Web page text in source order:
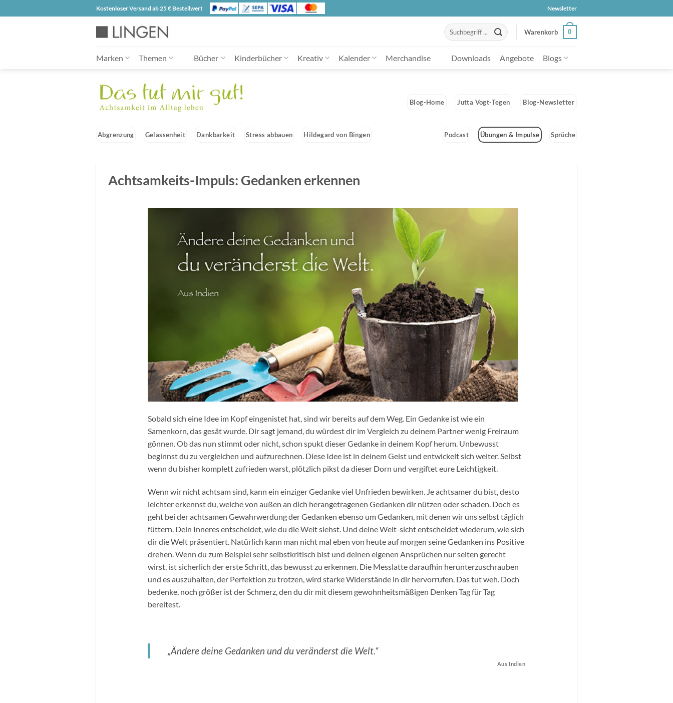
Inhalt
Kostenloser Versand ab 25 € Bestellwert Newsletter
Suche
nach:
Warenkorb 0
Marken Themen Bücher Kinderbücher Kreativ Kalender Merchandise Downloads Angebote Blogs
Blog-Home Jutta Vogt-Tegen Blog-Newsletter
Abgrenzung Gelassenheit Dankbarkeit Stress abbauen Hildegard von Bingen Podcast Übungen & Impulse Sprüche
Achtsamkeits-Impuls: Gedanken erkennen
Sobald sich eine Idee im Kopf eingenistet hat, sind wir bereits auf dem Weg. Ein Gedanke ist wie ein
Samenkorn, das gesät wurde. Dir sagt jemand, du würdest dir im Vergleich zu deinem Partner wenig Freiraum
gönnen. Ob das nun stimmt oder nicht, schon spukt dieser Gedanke in deinem Kopf herum. Unbewusst
beginnst du zu vergleichen und aufzurechnen. Diese Idee ist in deinem Geist und entwickelt sich weiter. Selbst
wenn du bisher komplett zufrieden warst, plötzlich pikst da dieser Dorn und vergiftet eure Leichtigkeit.
Wenn wir nicht achtsam sind, kann ein einziger Gedanke viel Unfrieden bewirken. Je achtsamer du bist, desto
leichter erkennst du, welche von außen an dich herangetragenen Gedanken dir nützen oder schaden. Doch es
geht bei der achtsamen Gewahrwerdung der Gedanken ebenso um Gedanken, mit denen wir uns selbst täglich
füttern. Dein Inneres entscheidet, wie du die Welt siehst. Und deine Welt-sicht entscheidet wiederum, wie sich
dir die Welt präsentiert. Natürlich kann man nicht mal eben von heute auf morgen seine Gedanken ins Positive
drehen. Wenn du zum Beispiel sehr selbstkritisch bist und deinen eigenen Ansprüchen nur selten gerecht
wirst, ist sicherlich der erste Schritt, das bewusst zu erkennen. Die Messlatte daraufhin herunterzuschrauben
und es auszuhalten, der Perfektion zu trotzen, wird starke Widerstände in dir hervorrufen. Das tut weh. Doch
bedenke, noch größer ist der Schmerz, den du dir mit diesem gewohnheitsmäßigen Denken Tag für Tag
bereitest.
„Ändere deine Gedanken und du veränderst die Welt.“
Aus Indien